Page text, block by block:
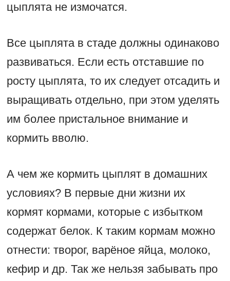
цыплята не измочатся.
Все цыплята в стаде должны одинаково
развиваться. Если есть отставшие по
росту цыплята, то их следует отсадить и
выращивать отдельно, при этом уделять
им более пристальное внимание и
кормить вволю.
А чем же кормить цыплят в домашних
условиях? В первые дни жизни их
кормят кормами, которые с избытком
содержат белок. К таким кормам можно
отнести: творог, варёное яйца, молоко,
кефир и др. Так же нельзя забывать про